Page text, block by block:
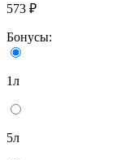
573 ₽
Бонусы:
1л
5л